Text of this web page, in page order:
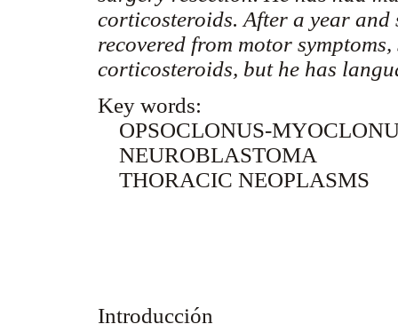
corticosteroids. After a year and
recovered from motor
corticosteroids, but he has
Key words:
OPSOCLONUS-
NEUROBLASTOMA
THORACIC NEOPLASMS
Introducción